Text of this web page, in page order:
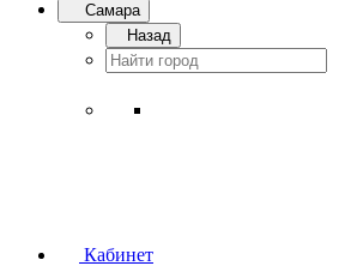
Самара
Назад
Кабинет